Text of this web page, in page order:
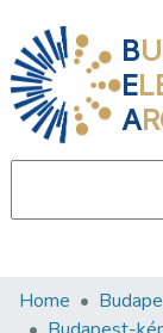
B
E
A
Communities
Home